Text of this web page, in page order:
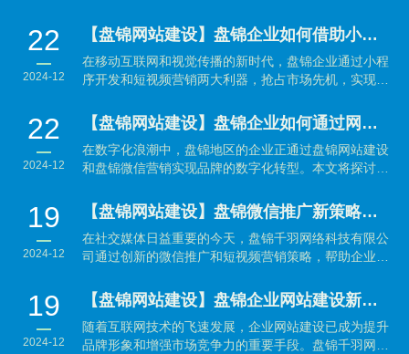
22
2024-12
【盘锦网站建设】盘锦企业如何借助小程序开发与短视频营销抢占市场先机？
在移动互联网和视觉传播的新时代，盘锦企业通过小程
序开发和短视频营销两大利器，抢占市场先机，实现品
22
2024-12
【盘锦网站建设】盘锦企业如何通过网站建设与微信营销实现数字化转型？
在数字化浪潮中，盘锦地区的企业正通过盘锦网站建设
和盘锦微信营销实现品牌的数字化转型。本文将探讨如
19
2024-12
【盘锦网站建设】盘锦微信推广新策略：结合短视频营销引爆品牌传播
在社交媒体日益重要的今天，盘锦千羽网络科技有限公
司通过创新的微信推广和短视频营销策略，帮助企业有
19
2024-12
【盘锦网站建设】盘锦企业网站建设新趋势：提升品牌形象与用户体验并重
随着互联网技术的飞速发展，企业网站建设已成为提升
品牌形象和增强市场竞争力的重要手段。盘锦千羽网络